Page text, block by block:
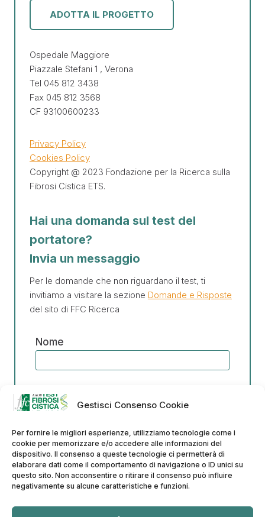
Gestisci Consenso Cookie
Per fornire le migliori esperienze, utilizziamo tecnologie come i
cookie per memorizzare e/o accedere alle informazioni del
dispositivo. Il consenso a queste tecnologie ci permetterà di
elaborare dati come il comportamento di navigazione o ID unici su
questo sito. Non acconsentire o ritirare il consenso può influire
negativamente su alcune caratteristiche e funzioni.
ADOTTA IL PROGETTO
Ospedale Maggiore
Piazzale Stefani 1 , Verona
Tel 045 812 3438
Fax 045 812 3568
CF 93100600233
Privacy Policy
Cookies Policy
Copyright @ 2023 Fondazione per la Ricerca sulla
Fibrosi Cistica ETS.
Hai una domanda sul test del
portatore?
Invia un messaggio
Per le domande che non riguardano il test, ti
invitiamo a visitare la sezione Domande e Risposte
del sito di FFC Ricerca
Nome
Messaggio